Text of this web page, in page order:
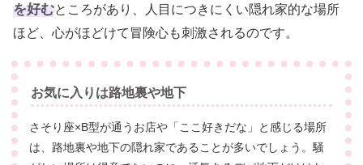
を好むところがあり、人目につきにくい隠れ家的な場所
ほど、心がほどけて冒険心も刺激されるのです。
お気に入りは路地裏や地下
さそり座×B型が通うお店や「ここ好きだな」と感じる場所
は、路地裏や地下の隠れ家であることが多いでしょう。騒